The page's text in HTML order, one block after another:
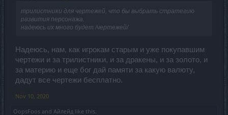
трилистники для чертежей, что бы выбрать стратегию
развития персонажа.
надеюсь их много будет /чертежей/
Надеюсь, нам, как игрокам старым и уже покупавшим
чертежи и за трилистники, и за дракены, и за золото, и
за материю и еще бог дай памяти за какую валюту,
дадут все чертежи бесплатно.
Nov 10, 2020
OopsFoos and Айлейд like this.